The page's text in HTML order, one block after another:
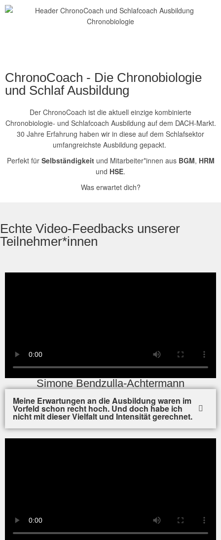
ChronoCoach - Die Chronobiologie
und Schlaf Ausbildung
Der ChronoCoach ist die aktuell einzige kombinierte
Chronobiologie- und Schlafcoach Ausbildung auf dem DACH-Markt.
30 Jahre Erfahrung haben wir in diese auf dem Schlafsektor
umfangreichste Ausbildung gepackt.
Perfekt für Selbständigkeitund Mitarbeiter*innen aus BGM, HRM
und HSE.
Was erwartet dich?
Echte Video-Feedbacks unserer
Teilnehmer*innen
Simone Bendzulla-Achtermann
Meine Erwartungen an die Ausbildung waren im
Vorfeld schon recht hoch. Und doch habe ich
nicht mit dieser Vielfalt und Intensität gerechnet.